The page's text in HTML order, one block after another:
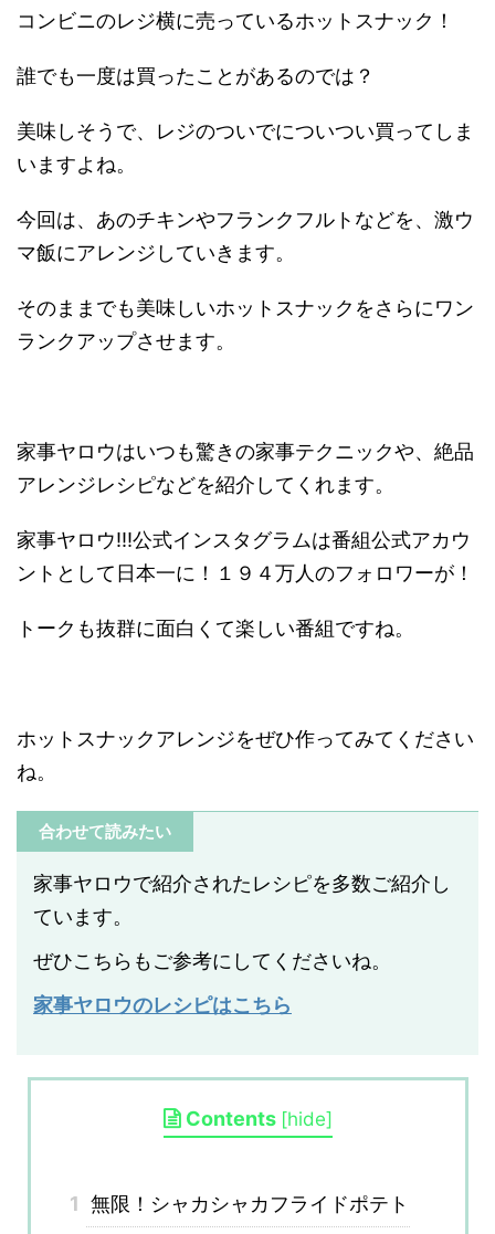
コンビニのレジ横に売っているホットスナック！
誰でも一度は買ったことがあるのでは？
美味しそうで、レジのついでについつい買ってしま
いますよね。
今回は、あのチキンやフランクフルトなどを、激ウ
マ飯にアレンジしていきます。
そのままでも美味しいホットスナックをさらにワン
ランクアップさせます。
家事ヤロウはいつも驚きの家事テクニックや、絶品
アレンジレシピなどを紹介してくれます。
家事ヤロウ!!!公式インスタグラムは番組公式アカウ
ントとして日本一に！１９４万人のフォロワーが！
トークも抜群に面白くて楽しい番組ですね。
ホットスナックアレンジをぜひ作ってみてください
ね。
合わせて読みたい
家事ヤロウで紹介されたレシピを多数ご紹介し
ています。
ぜひこちらもご参考にしてくださいね。
家事ヤロウのレシピはこちら
Contents [hide]
1 無限！シャカシャカフライドポテト